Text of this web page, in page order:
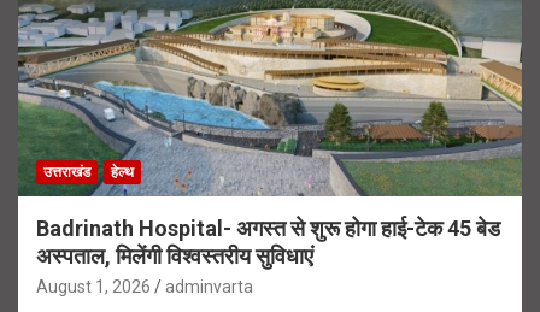
उत्तराखंड हेल्थ
Badrinath Hospital- अगस्त से शुरू होगा हाई-टेक 45 बेड
अस्पताल, मिलेंगी विश्वस्तरीय सुविधाएं
August 1, 2026 adminvarta